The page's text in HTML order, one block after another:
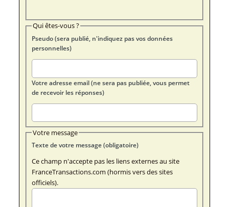
Qui êtes-vous ?
Pseudo (sera publié, n'indiquez pas vos données
personnelles)
Votre adresse email (ne sera pas publiée, vous permet
de recevoir les réponses)
Votre message
Texte de votre message (obligatoire)
Ce champ n'accepte pas les liens externes au site
FranceTransactions.com (hormis vers des sites
officiels).